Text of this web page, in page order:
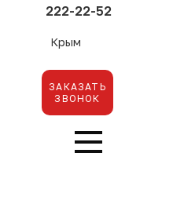
222-22-52
Крым
ЗАКАЗАТЬ
ЗВОНОК